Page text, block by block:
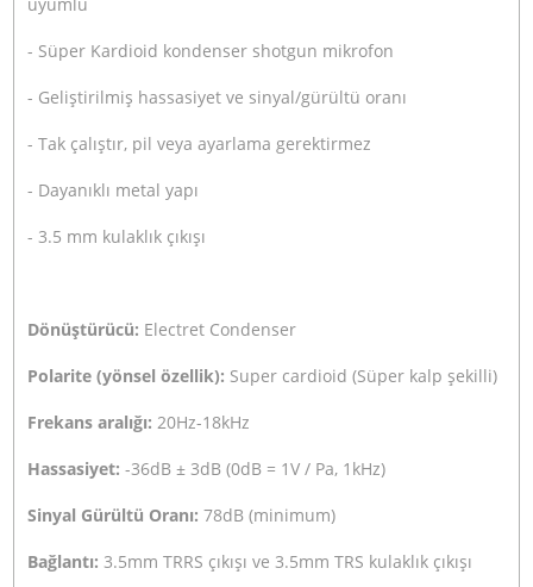
Boya BY-MM1+ Condenser Shotgun Mikrofon / BY-
Boya BY-MM1+ daha düşük gürültü ve daha yüksek
hassasiyet sağlayan geliştirilmiş süper kardioid yönlü
Akıllı telefonlarınızda, tabletlerinizde, dslr ve video
BY-MM1+ mobil gazeteciler, vlogger ile youtuberlar ve
amaçlı video çekenler için mükemmel bir ses
BY-MM1+, kompakt ve sağlam bir alüminyum gövdeye